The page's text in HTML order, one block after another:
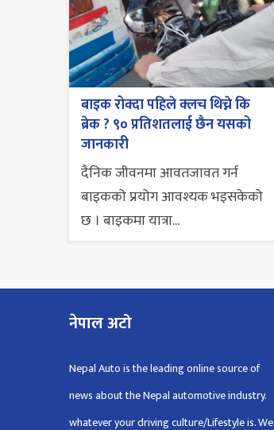
बाइक रोक्दा पहिले क्लच थिच्ने कि
ब्रेक ? ९० प्रतिशतलाई छैन यसको
जानकारी
दैनिक जीवनमा आवतजावत गर्न
बाइकको प्रयोग आवश्यक भइसकेको
छ । बाइकमा यात्रा...
नेपाल अटो
Nepal Auto is the leading online source of
news about the Nepal automotive industry.
whatever your driving culture/Lifestyle is. We